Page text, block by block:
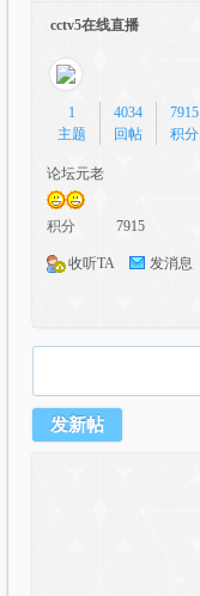
动
漫
cctv5在线直播
1
主题
4034
回帖
7915
积分
论坛元老
积分 7915
收听TA 发消息
发新帖